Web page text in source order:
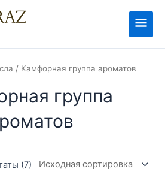
/ Камфорная группа ароматов
группа
(7)